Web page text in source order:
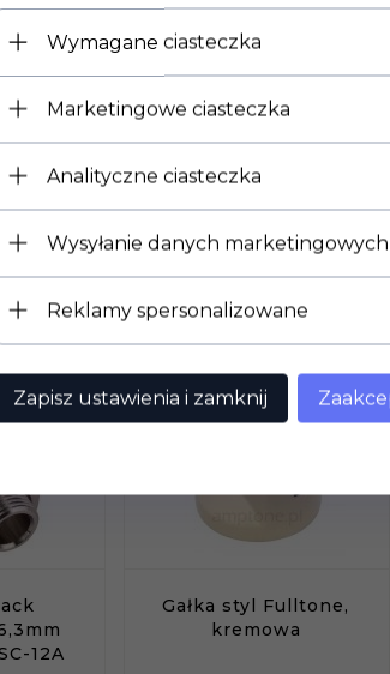
wysokość 19mm
średnica otworu pod potencjometr 6,3
blokowanie na śrubę
wybrali również...
12A
Gałka styl Fulltone,
kremowa
Wymagane ciasteczka
Marketingowe ciasteczka
Analityczne ciasteczka
Wysyłanie danych marketingowych
Reklamy spersonalizowane
Zapisz ustawienia i zamknij